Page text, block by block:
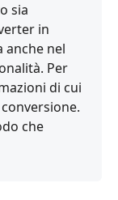
sia
in
anche nel
Per
di cui
che